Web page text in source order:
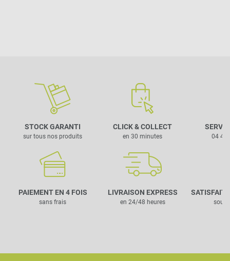
STOCK GARANTI
sur tous nos produits
CLICK & COLLECT
en 30 minutes
PAIEMENT EN 4 FOIS
sans frais
LIVRAISON EXPRESS
en 24/48 heures
04 42
SATISFAIT
sous